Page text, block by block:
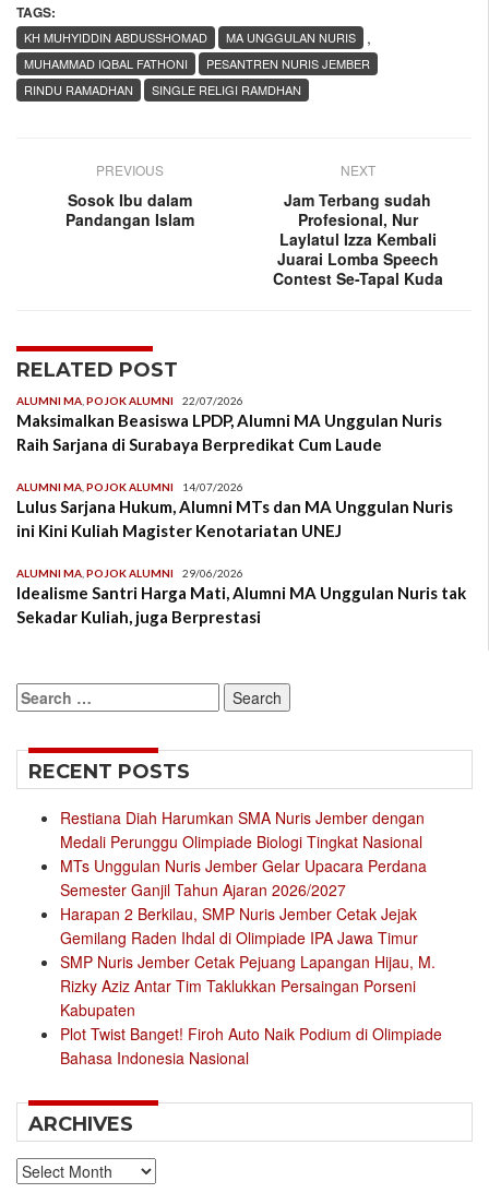
TAGS:
,
KH MUHYIDDIN ABDUSSHOMAD
MA UNGGULAN NURIS
MUHAMMAD IQBAL FATHONI
PESANTREN NURIS JEMBER
RINDU RAMADHAN
SINGLE RELIGI RAMDHAN
PREVIOUS
Sosok Ibu dalam
Pandangan Islam
NEXT
Jam Terbang sudah
Profesional, Nur
Laylatul Izza Kembali
Juarai Lomba Speech
Contest Se-Tapal Kuda
RELATED POST
ALUMNI MA POJOK ALUMNI 22/07/2026
Maksimalkan Beasiswa LPDP, Alumni MA Unggulan Nuris
Raih Sarjana di Surabaya Berpredikat Cum Laude
ALUMNI MA POJOK ALUMNI 14/07/2026
Lulus Sarjana Hukum, Alumni MTs dan MA Unggulan Nuris
ini Kini Kuliah Magister Kenotariatan UNEJ
ALUMNI MA POJOK ALUMNI 29/06/2026
Idealisme Santri Harga Mati, Alumni MA Unggulan Nuris tak
Sekadar Kuliah, juga Berprestasi
Search
for:
RECENT POSTS
Restiana Diah Harumkan SMA Nuris Jember dengan
Medali Perunggu Olimpiade Biologi Tingkat Nasional
MTs Unggulan Nuris Jember Gelar Upacara Perdana
Semester Ganjil Tahun Ajaran 2026/2027
Harapan 2 Berkilau, SMP Nuris Jember Cetak Jejak
Gemilang Raden Ihdal di Olimpiade IPA Jawa Timur
SMP Nuris Jember Cetak Pejuang Lapangan Hijau, M.
Rizky Aziz Antar Tim Taklukkan Persaingan Porseni
Kabupaten
Plot Twist Banget! Firoh Auto Naik Podium di Olimpiade
Bahasa Indonesia Nasional
ARCHIVES
Archives